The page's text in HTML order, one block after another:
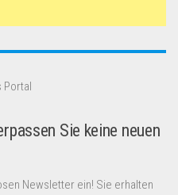
Sie keine neuen
Newsletter ein! Sie erhalten